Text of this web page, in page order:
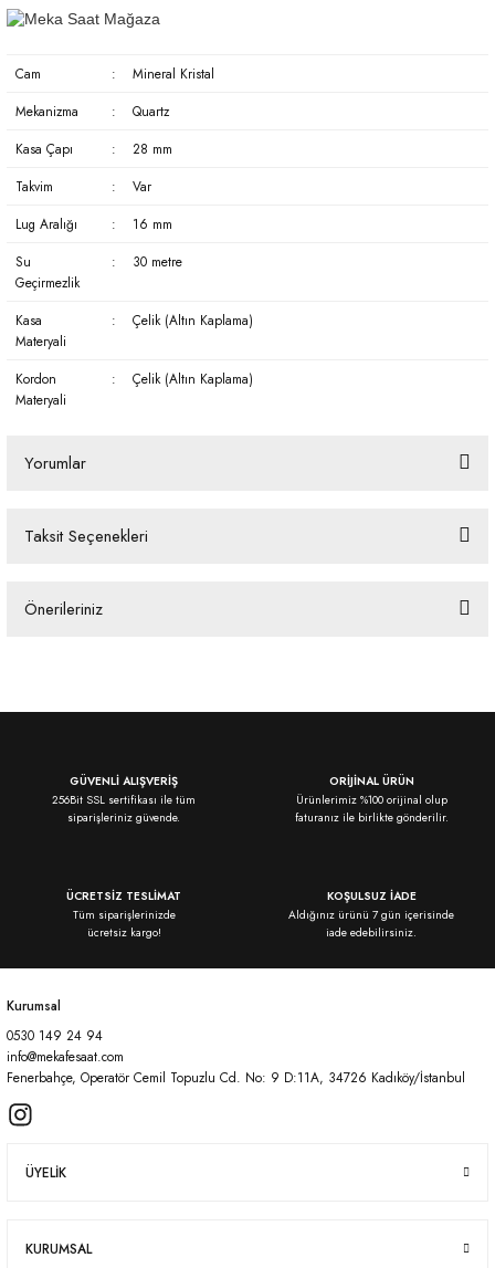
Cam :
Mineral Kristal
Mekanizma
:
Quartz
Kasa Çapı
:
28 mm
Takvim
:
Var
Lug Aralığı
:
16 mm
Su
Geçirmezlik
: 30 metre
Kasa
Materyali
: Çelik (Altın Kaplama)
Kordon
Materyali
: Çelik (Altın Kaplama)
Yorumlar
Taksit Seçenekleri
Önerileriniz
Ürün resmi kalitesiz, bozuk veya görüntülenemiyor.
Ürün açıklamasında eksik bilgiler bulunuyor.
Bu ürüne benzer farklı alternatifler olmalı.
GÜVENLİ ALIŞVERİŞ
256Bit SSL sertifikası ile tüm
siparişleriniz güvende.
ORİJİNAL ÜRÜN
Ürünlerimiz %100 orijinal olup
faturanız ile birlikte gönderilir.
ÜCRETSİZ TESLİMAT
Tüm siparişlerinizde
ücretsiz kargo!
KOŞULSUZ İADE
Aldığınız ürünü 7 gün içerisinde
iade edebilirsiniz.
Kurumsal
0530 149 24 94
info@mekafesaat.com
Fenerbahçe, Operatör Cemil Topuzlu Cd. No: 9 D:11A, 34726 Kadıköy/İstanbul
ÜYELİK
KURUMSAL